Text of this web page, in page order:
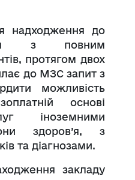
надходження до
з повним
протягом двох
до МЗС запит з
можливість
основі
іноземними
здоров’я, з
та діагнозами.
закладу